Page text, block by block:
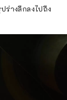
ร่างลึกลงไปถึง